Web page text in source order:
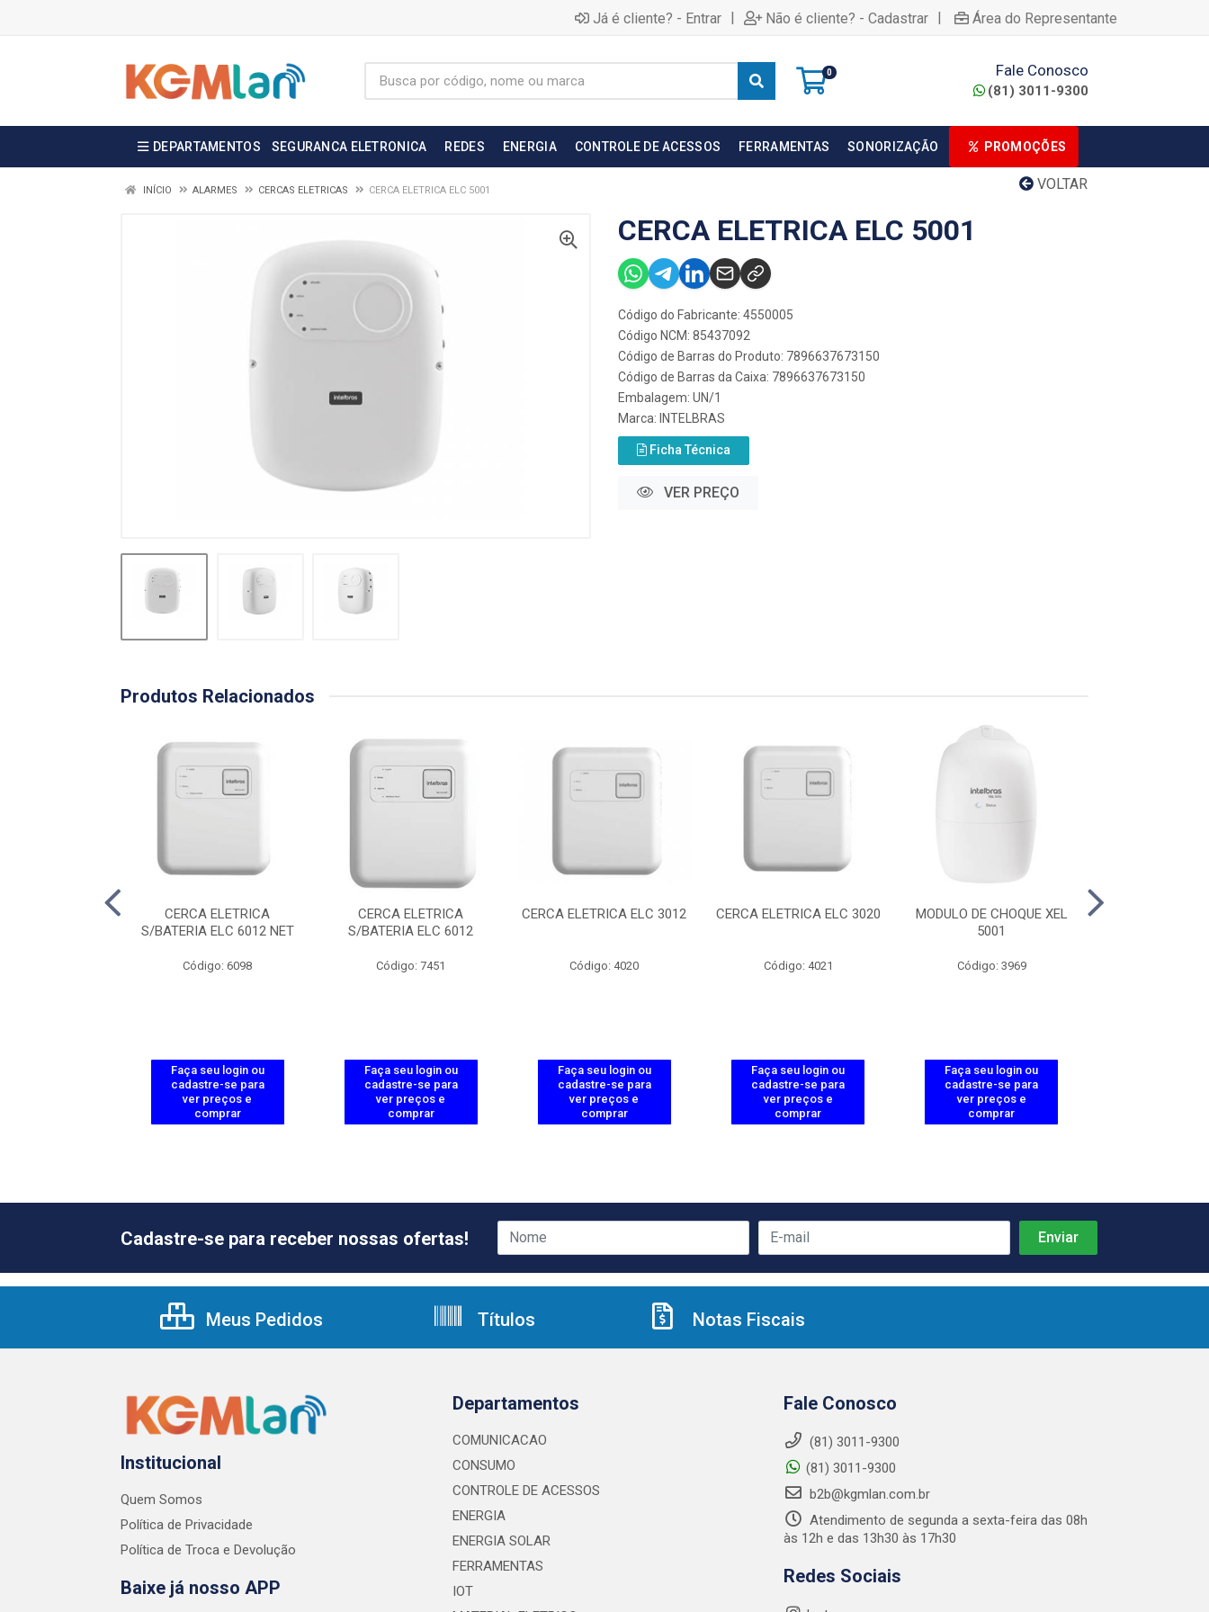
Já é cliente? - Entrar | Não é cliente? - Cadastrar | Área do Representante
0 Fale Conosco
(81) 3011-9300
DEPARTAMENTOS SEGURANCA ELETRONICA REDES ENERGIA CONTROLE DE ACESSOS FERRAMENTAS SONORIZAÇÃO PROMOÇÕES
VOLTAR
INÍCIO ALARMES CERCAS ELETRICAS CERCA ELETRICA ELC 5001
CERCA ELETRICA ELC 5001
Código do Fabricante: 4550005
Código NCM: 85437092
Código de Barras do Produto: 7896637673150
Código de Barras da Caixa: 7896637673150
Embalagem: UN/1
Marca: INTELBRAS
Ficha Técnica
VER PREÇO
Produtos Relacionados
CERCA ELETRICA
S/BATERIA ELC 6012 NET
Código: 6098
Faça seu login ou
cadastre-se para
ver preços e
comprar
CERCA ELETRICA
S/BATERIA ELC 6012
Código: 7451
Faça seu login ou
cadastre-se para
ver preços e
comprar
CERCA ELETRICA ELC 3012
Código: 4020
Faça seu login ou
cadastre-se para
ver preços e
comprar
CERCA ELETRICA ELC 3020
Código: 4021
Faça seu login ou
cadastre-se para
ver preços e
comprar
MODULO DE CHOQUE XEL
5001
Código: 3969
Faça seu login ou
cadastre-se para
ver preços e
comprar
Cadastre-se para receber nossas ofertas!
Meus Pedidos Títulos Notas Fiscais
Institucional
Quem Somos
Política de Privacidade
Política de Troca e Devolução
Baixe já nosso APP
Departamentos
COMUNICACAO
CONSUMO
CONTROLE DE ACESSOS
ENERGIA
ENERGIA SOLAR
FERRAMENTAS
IOT
Fale Conosco
(81) 3011-9300
(81) 3011-9300
b2b@kgmlan.com.br
Atendimento de segunda a sexta-feira das 08h
às 12h e das 13h30 às 17h30
Redes Sociais